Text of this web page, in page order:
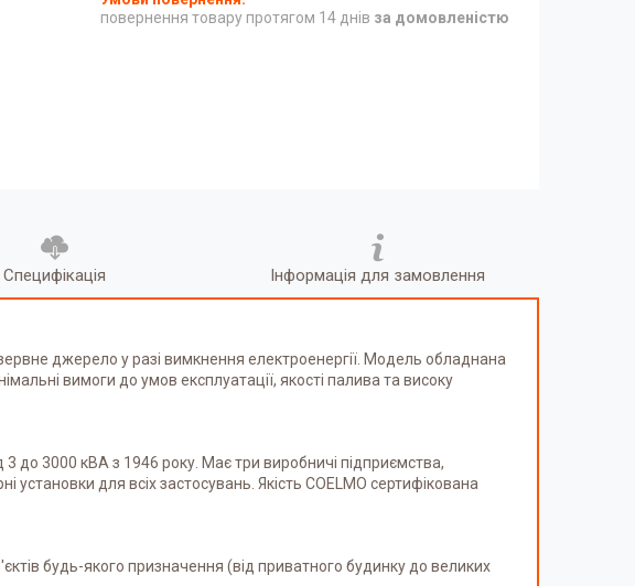
повернення товару протягом 14 днів за домовленістю
Специфікація Інформація для замовлення
джерело у разі вимкнення електроенергії. Модель обладнана
вимоги до умов експлуатації, якості палива та високу
3 до 3000 кВА з 1946 року. Має три виробничі підприємства,
установки для всіх застосувань. Якість COELMO сертифікована
будь-якого призначення (від приватного будинку до великих